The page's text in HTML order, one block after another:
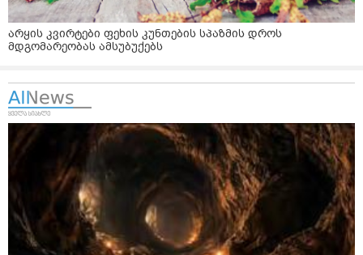
არყის კვირტები ფეხის კუნთების სპაზმის დროს
მდგომარეობას ამსუბუქებს